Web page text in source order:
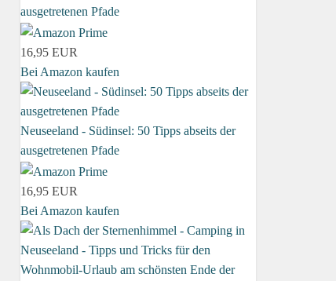
ausgetretenen Pfade
16,95 EUR
Bei Amazon kaufen
Neuseeland - Südinsel: 50 Tipps abseits der
ausgetretenen Pfade
16,95 EUR
Bei Amazon kaufen